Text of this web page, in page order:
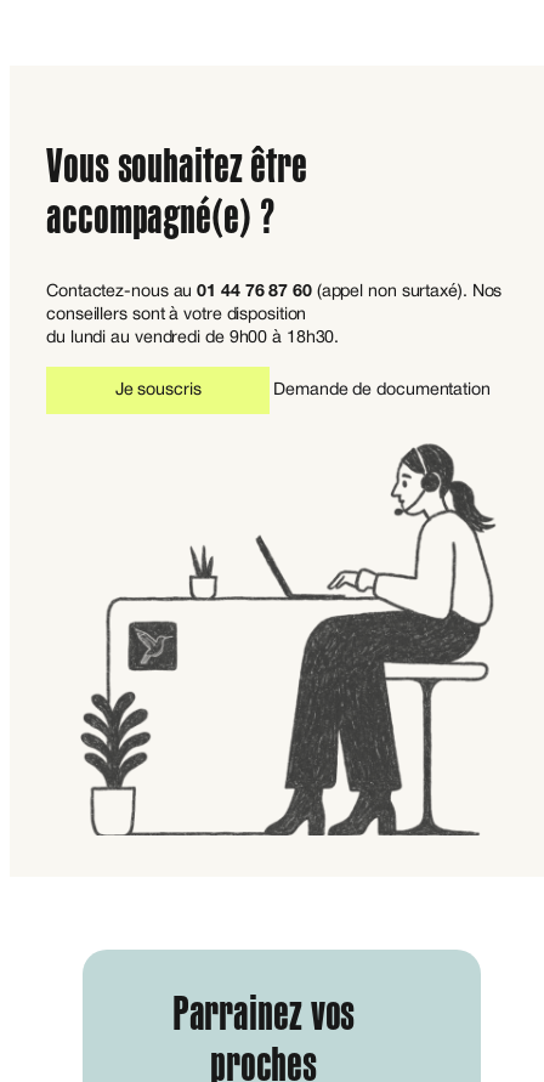
Vous souhaitez être
accompagné(e) ?
Contactez-nous au01 44 76 87 60(appel non surtaxé). Nos
conseillers sont à votre disposition
du lundi au vendredi de 9h00 à 18h30.
Je souscris Demande de documentation
Parrainez vos
proches